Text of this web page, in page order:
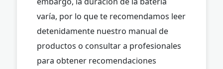
varía, por lo que te recomendamos leer
detenidamente nuestro manual de
productos o consultar a profesionales
para obtener recomendaciones